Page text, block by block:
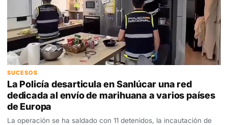
SUCESOS
La Policía desarticula en Sanlúcar una red
dedicada al envío de marihuana a varios países
de Europa
La operación se ha saldado con 11 detenidos, la incautación de